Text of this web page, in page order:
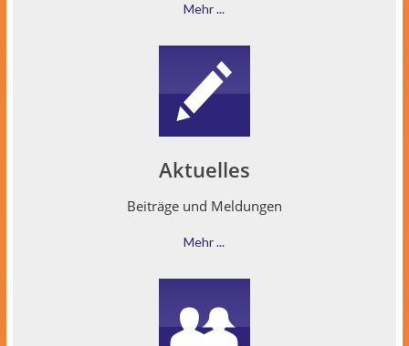
Mehr ...
Aktuelles
Beiträge und Meldungen
Mehr ...